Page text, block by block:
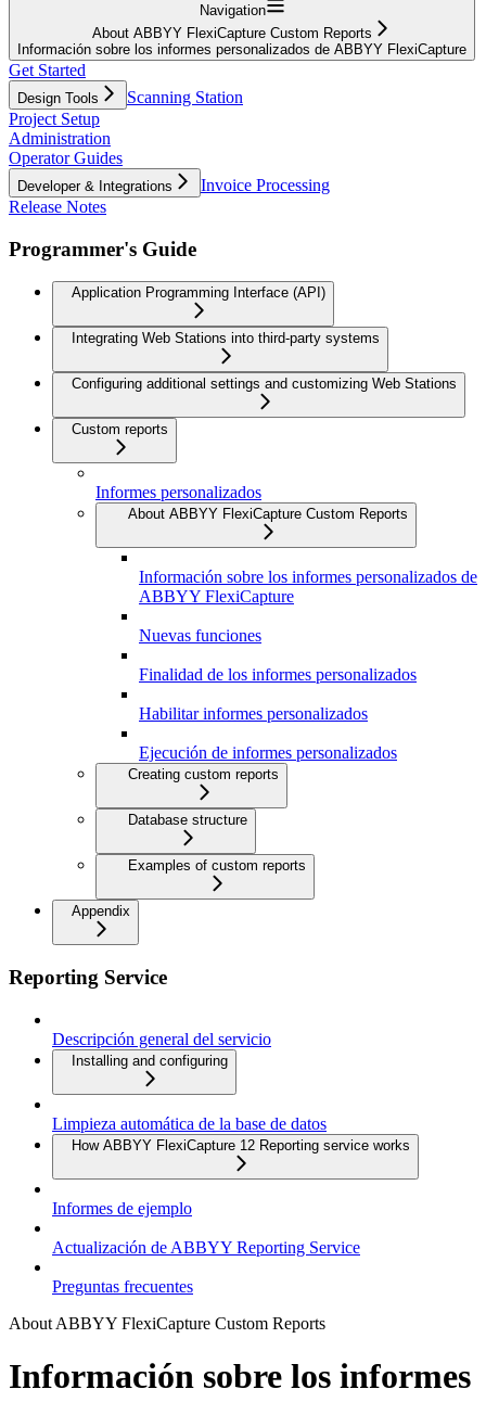
Navigation
About ABBYY FlexiCapture Custom Reports
Información sobre los informes personalizados de ABBYY FlexiCapture
Get Started
Design Tools
Scanning Station
Project Setup
Administration
Operator Guides
Developer & Integrations
Invoice Processing
Release Notes
Programmer's Guide
Application Programming Interface (API)
Integrating Web Stations into third-party systems
Configuring additional settings and customizing Web Stations
Custom reports
Informes personalizados
About ABBYY FlexiCapture Custom Reports
Información sobre los informes personalizados de
ABBYY FlexiCapture
Nuevas funciones
Finalidad de los informes personalizados
Habilitar informes personalizados
Ejecución de informes personalizados
Creating custom reports
Database structure
Examples of custom reports
Appendix
Reporting Service
Descripción general del servicio
Installing and configuring
Limpieza automática de la base de datos
How ABBYY FlexiCapture 12 Reporting service works
Informes de ejemplo
Actualización de ABBYY Reporting Service
Preguntas frecuentes
About ABBYY FlexiCapture Custom Reports
Información sobre los informes